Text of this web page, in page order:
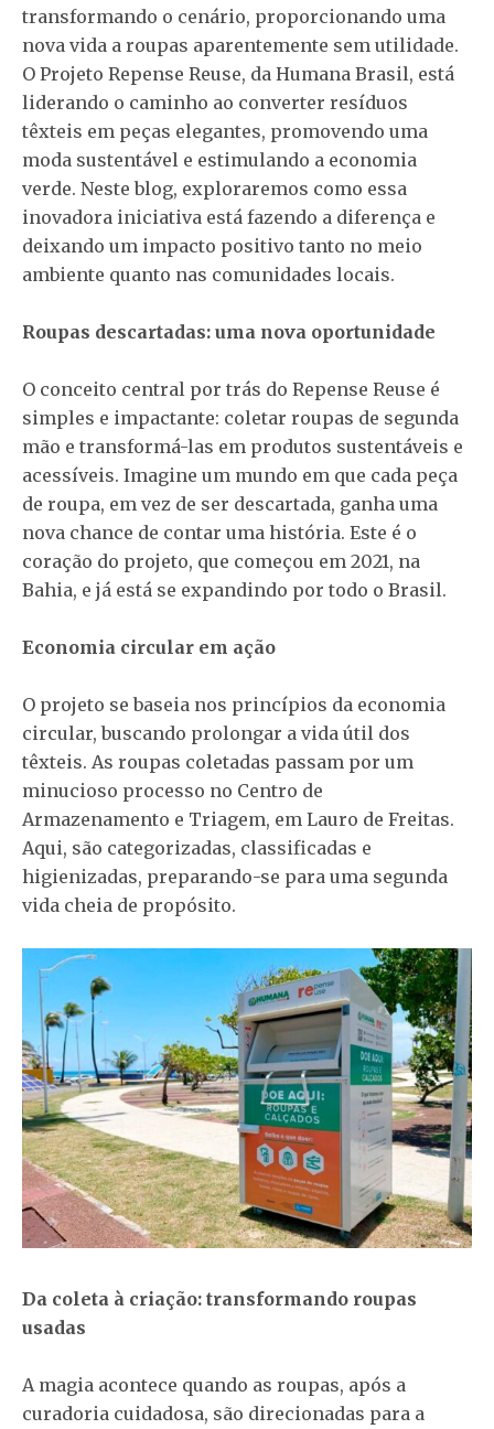
transformando o cenário, proporcionando uma
nova vida a roupas aparentemente sem utilidade.
O Projeto Repense Reuse, da Humana Brasil, está
liderando o caminho ao converter resíduos
têxteis em peças elegantes, promovendo uma
moda sustentável e estimulando a economia
verde. Neste blog, exploraremos como essa
inovadora iniciativa está fazendo a diferença e
deixando um impacto positivo tanto no meio
ambiente quanto nas comunidades locais.
Roupas descartadas: uma nova oportunidade
O conceito central por trás do Repense Reuse é
simples e impactante: coletar roupas de segunda
mão e transformá-las em produtos sustentáveis e
acessíveis. Imagine um mundo em que cada peça
de roupa, em vez de ser descartada, ganha uma
nova chance de contar uma história. Este é o
coração do projeto, que começou em 2021, na
Bahia, e já está se expandindo por todo o Brasil.
Economia circular em ação
O projeto se baseia nos princípios da economia
circular, buscando prolongar a vida útil dos
têxteis. As roupas coletadas passam por um
minucioso processo no Centro de
Armazenamento e Triagem, em Lauro de Freitas.
Aqui, são categorizadas, classificadas e
higienizadas, preparando-se para uma segunda
vida cheia de propósito.
Da coleta à criação: transformando roupas
usadas
A magia acontece quando as roupas, após a
curadoria cuidadosa, são direcionadas para a